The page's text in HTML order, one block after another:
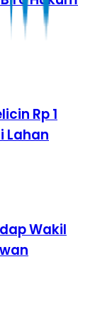
Rp 1
Lahan
Wakil